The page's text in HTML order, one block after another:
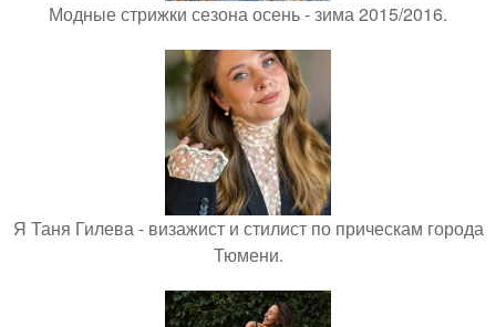
Модные стрижки сезона осень - зима 2015/2016.
Я Таня Гилева - визажист и стилист по прическам города
Тюмени.